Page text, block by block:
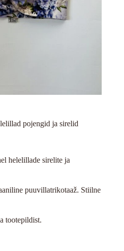
pojengid ja sirelid
helelillade sirelite ja
puuvillatrikotaaž. Stiilne
tootepildist.